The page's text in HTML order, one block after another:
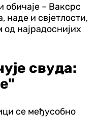
– Ваксрс
наде и свјетлости,
од најрадоснијих
свуда:
се међусобно